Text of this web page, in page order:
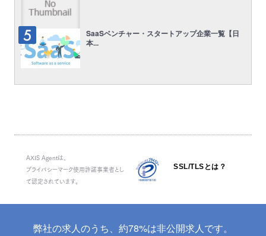
SaaSベンチャー・スタートアップ企業一覧【日
本...
AXIS Agentは、
プライバシーマーク使用許諾事業者とし
て認定されています。
SSL/TLSとは？
弊社の求人のうち、約78%は非公開求人です。